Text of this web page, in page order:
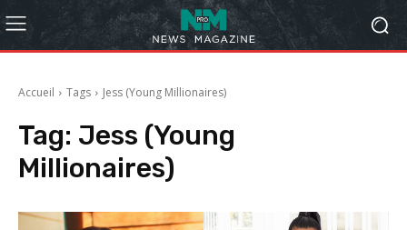
Accueil Tags Jess (Young Millionaires)
Tag: Jess (Young
Millionaires)